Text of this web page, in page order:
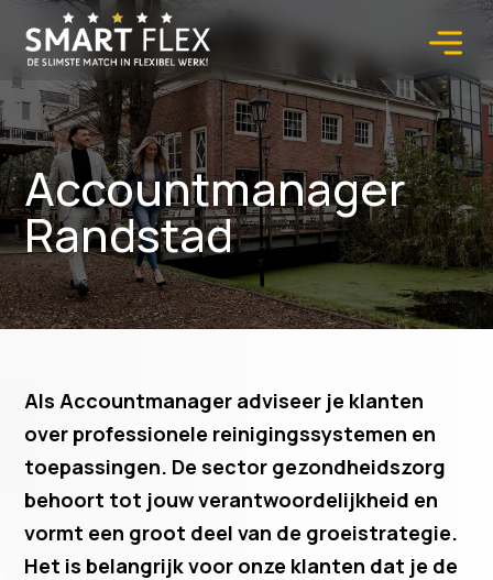
Accountmanager
Randstad
Als Accountmanager adviseer je klanten
over professionele reinigingssystemen en
toepassingen. De sector gezondheidszorg
behoort tot jouw verantwoordelijkheid en
vormt een groot deel van de groeistrategie.
Het is belangrijk voor onze klanten dat je de